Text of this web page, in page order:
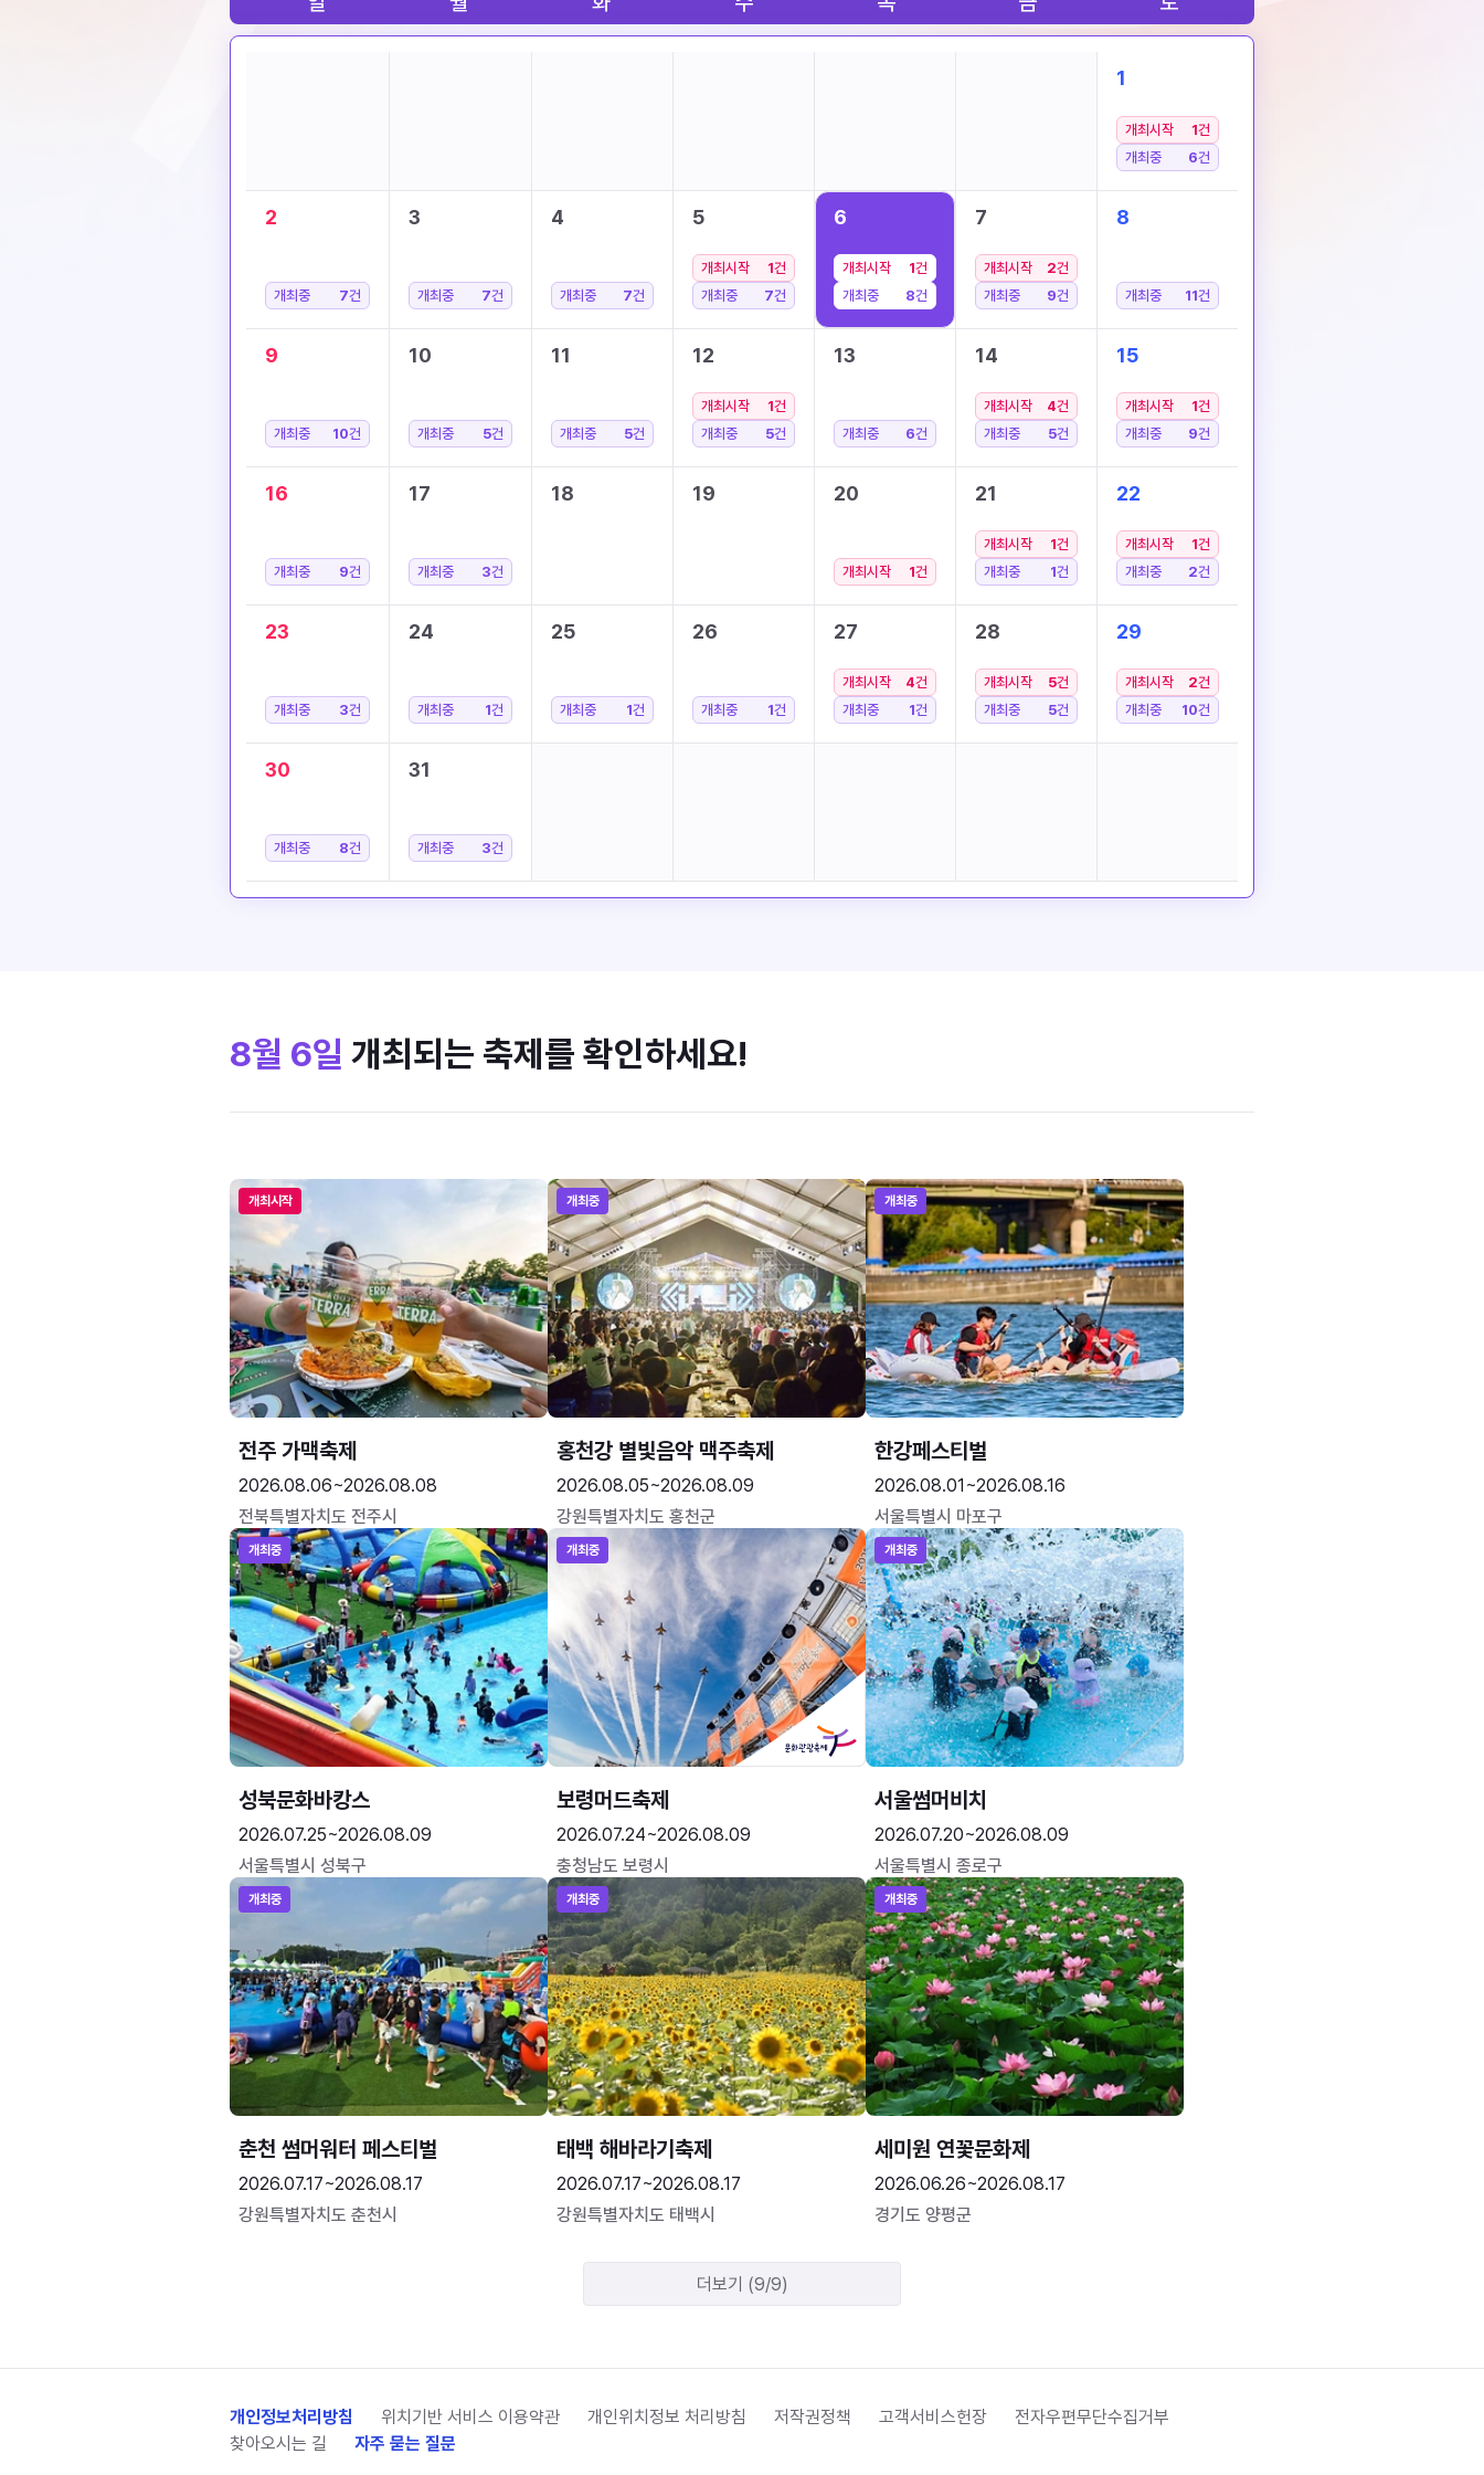
1
개최시작 1건
개최중
6건
2
개최중 7건
3
개최중 7건
4
개최중 7건
5
개최시작 1건
개최중
7건
6
개최시작 1건
개최중
8건
7
개최시작 2건
개최중
9건
8
개최중 11건
9
개최중 10건
10
개최중 5건
11
개최중 5건
12
개최시작 1건
개최중
5건
13
개최중 6건
14
개최시작 4건
개최중
5건
15
개최시작 1건
개최중
9건
16
개최중 9건
17
개최중 3건
18 19 20
개최시작 1건
21
개최시작 1건
개최중
1건
22
개최시작 1건
개최중
2건
23
개최중 3건
24
개최중 1건
25
개최중 1건
26
개최중 1건
27
개최시작 4건
개최중
1건
28
개최시작 5건
개최중
5건
29
개최시작 2건
개최중
10건
30
개최중 8건
31
개최중 3건
8월 6일 개최되는 축제를 확인하세요!
개최시작
전주 가맥축제
2026.08.06~2026.08.08
전북특별자치도 전주시
개최중
홍천강 별빛음악 맥주축제
2026.08.05~2026.08.09
강원특별자치도 홍천군
개최중
한강페스티벌
2026.08.01~2026.08.16
서울특별시 마포구
개최중
성북문화바캉스
2026.07.25~2026.08.09
서울특별시 성북구
개최중
보령머드축제
2026.07.24~2026.08.09
충청남도 보령시
개최중
서울썸머비치
2026.07.20~2026.08.09
서울특별시 종로구
개최중
춘천 썸머워터 페스티벌
2026.07.17~2026.08.17
강원특별자치도 춘천시
개최중
태백 해바라기축제
2026.07.17~2026.08.17
강원특별자치도 태백시
개최중
세미원 연꽃문화제
2026.06.26~2026.08.17
경기도 양평군
더보기 (9/9)
개인정보처리방침 위치기반 서비스 이용약관 개인위치정보 처리방침 저작권정책 고객서비스헌장
전자우편무단수집거부
찾아오시는 길
자주 묻는 질문